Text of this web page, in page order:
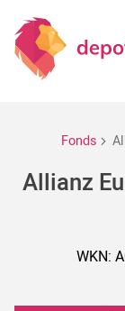
Fonds
Allianz
WKN: